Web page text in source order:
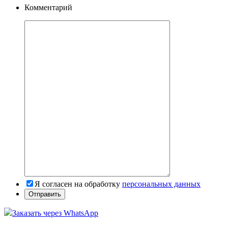
Комментарий
Я согласен на обработку персональных данных
Заказать через WhatsApp